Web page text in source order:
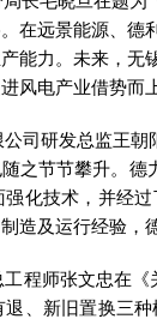
在远景能源、
能力。未来，
风电产业借势而
研发总监王朝
之节节攀升。
化技术，并经
造及运行经验，
程师张文忠在《
、新旧置换三